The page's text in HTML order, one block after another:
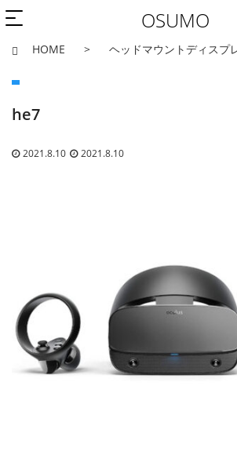
OSUMO
HOME ヘッドマウントディスプ
he7
2021.8.10 2021.8.10